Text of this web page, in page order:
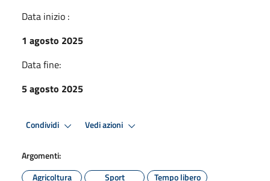
Data inizio :
1 agosto 2025
Data fine:
5 agosto 2025
Condividi Vedi azioni
Argomenti:
Agricoltura
Sport
Tempo libero